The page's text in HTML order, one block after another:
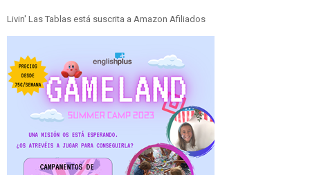
Livin' Las Tablas está suscrita a Amazon Afiliados